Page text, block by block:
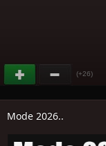
(+26)
Mode 2026..